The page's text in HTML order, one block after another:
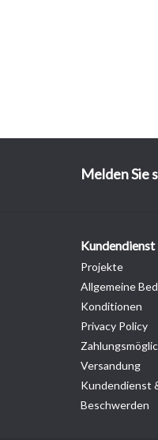
Melden Sie
Kundendienst
Projekte
Allgemeine
Konditionen
Privacy Policy
Versandung
Kundendienst
Beschwerden